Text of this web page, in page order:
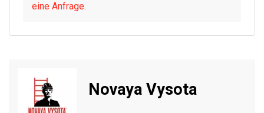
eine Anfrage.
Novaya Vysota